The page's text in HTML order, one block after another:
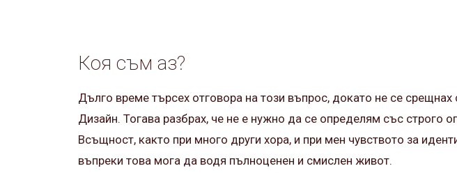
Коя съм аз?
Дълго време търсех отговора на този въпрос, докато не се
Дизайн. Тогава разбрах, че не е нужно да се определям със строго
Всъщност, както при много други хора, и при мен чувството за
въпреки това мога да водя пълноценен и смислен живот.